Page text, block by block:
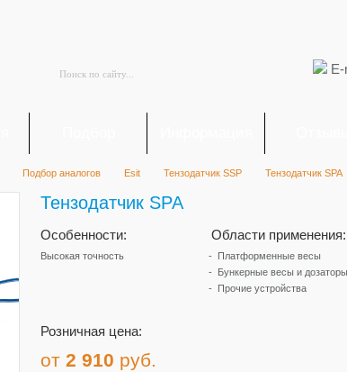
Подбор аналогов Esit Тензодатчик SSP Тензодатчик SPA
Тензодатчик SPA
Особенности:
Высокая точность
Области применения:
Платформенные весы
Бункерные весы и дозаторы
Прочие устройства
Розничная цена:
от 2 910 руб.